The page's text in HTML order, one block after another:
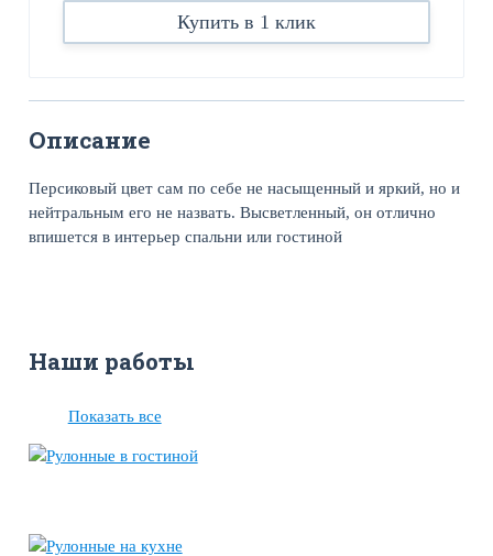
Купить в 1 клик
Описание
Персиковый цвет сам по себе не насыщенный и яркий, но и
нейтральным его не назвать. Высветленный, он отлично
впишется в интерьер спальни или гостиной
Наши работы
Показать все